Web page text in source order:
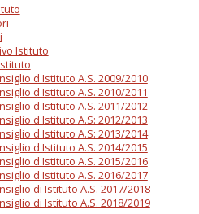
Istituto
d'Istituto A.S. 2009/2010
d'Istituto A.S. 2010/2011
d'Istituto A.S. 2011/2012
d'Istituto A.S: 2012/2013
d'Istituto A.S: 2013/2014
d'Istituto A.S. 2014/2015
d'Istituto A.S. 2015/2016
d'Istituto A.S. 2016/2017
di Istituto A.S. 2017/2018
di Istituto A.S. 2018/2019